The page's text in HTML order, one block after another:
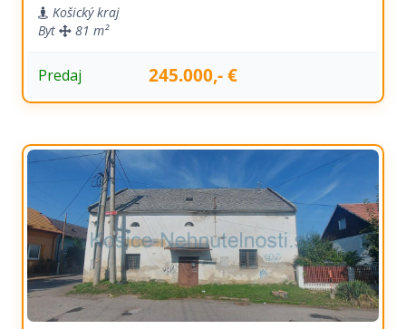
Košický kraj
Byt
81 m²
Predaj 245.000,- €